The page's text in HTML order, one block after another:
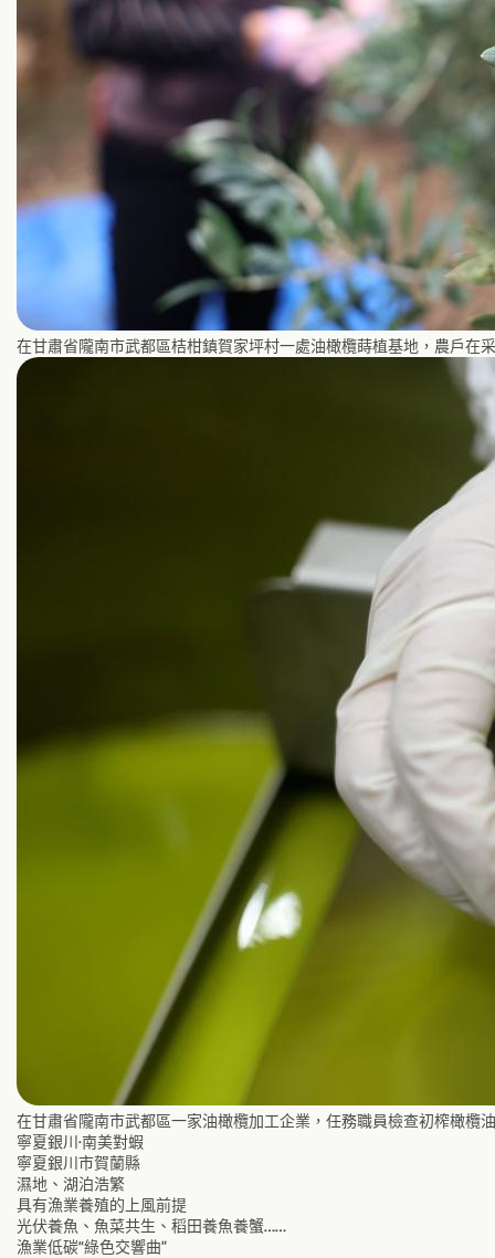
在甘肅省隴南市武都區桔柑鎮賀家坪村一處油橄欖蒔植基地，農戶在
在甘肅省隴南市武都區一家油橄欖加工企業，任務職員檢查初榨橄欖
寧夏銀川·南美對蝦
寧夏銀川市賀蘭縣
濕地、湖泊浩繁
具有漁業養殖的上風前提
光伏養魚、魚菜共生、稻田養魚養蟹……
漁業低碳“綠色交響曲”